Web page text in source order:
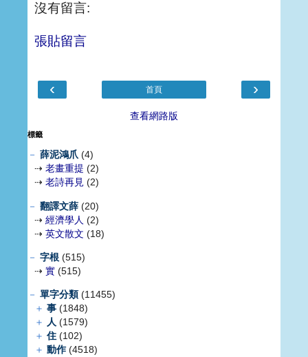
沒有留言:
張貼留言
‹ ›
首頁
查看網路版
標籤
－ 薛泥鴻爪 (4)
⇢ 老畫重提 (2)
⇢ 老詩再見 (2)
－ 翻譯文薛 (20)
⇢ 經濟學人 (2)
⇢ 英文散文 (18)
－ 字根 (515)
⇢ 實 (515)
－ 單字分類(11455)
＋ 事 (1848)
＋ 人 (1579)
＋ 住 (102)
＋ 動作(4518)